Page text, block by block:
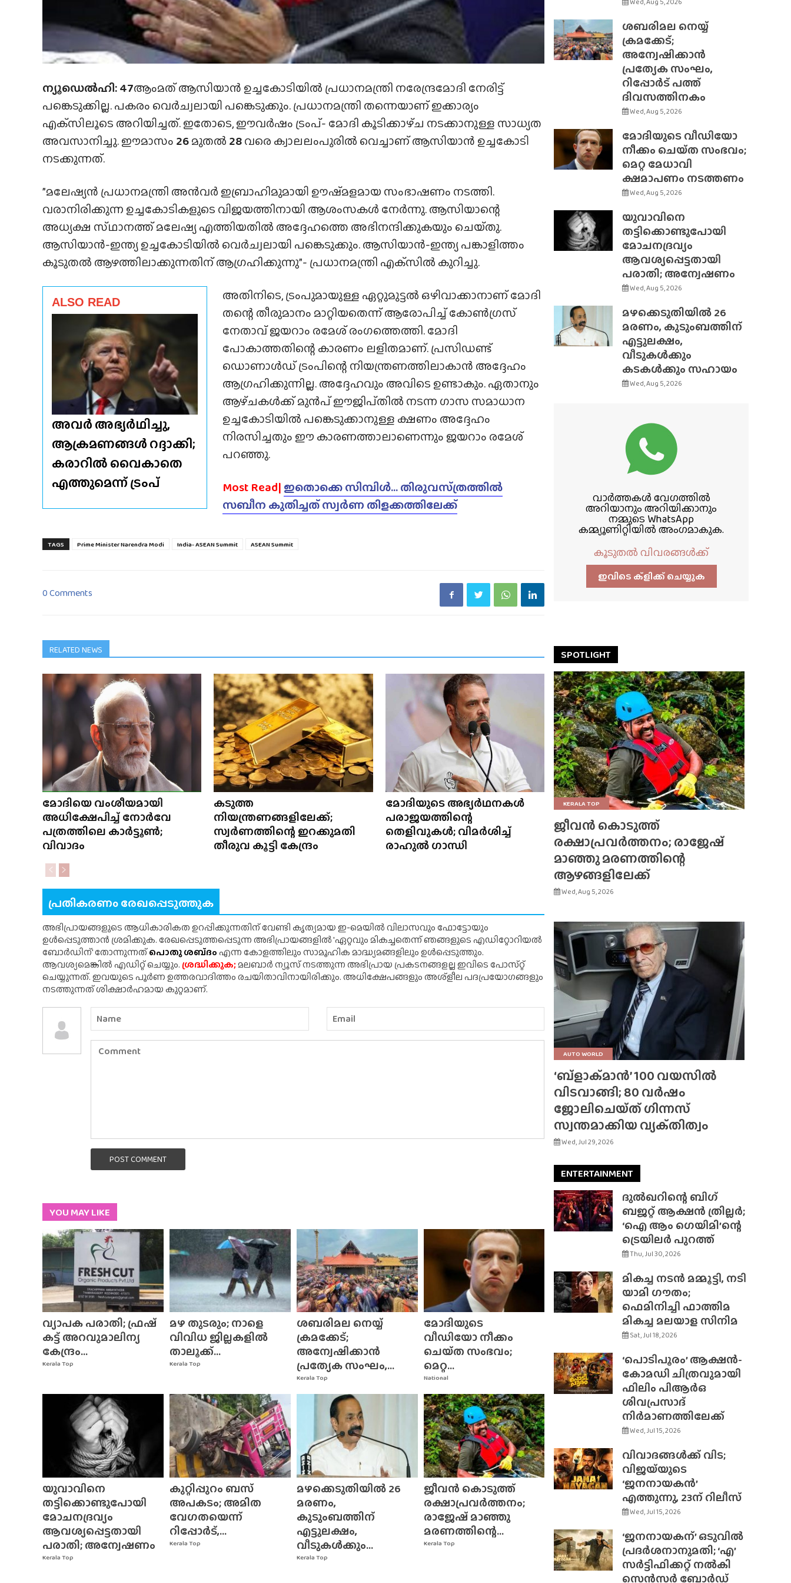
ന്യൂഡെൽഹി: 47ആംമത് ആസിയാൻ ഉച്ചകോടിയിൽ പ്രധാനമന്ത്രി നരേന്ദ്രമോദി നേരിട്ട്
പങ്കെടുക്കില്ല. പകരം വെർച്വലായി പങ്കെടുക്കും. പ്രധാനമന്ത്രി തന്നെയാണ് ഇക്കാര്യം
എക്‌സിലൂടെ അറിയിച്ചത്. ഇതോടെ, ഈവർഷം ട്രംപ്- മോദി കൂടിക്കാഴ്‌ച നടക്കാനുള്ള സാധ്യത
അവസാനിച്ചു. ഈമാസം 26മുതൽ 28വരെ ക്വാലലംപുരിൽ വെച്ചാണ് ആസിയാൻ ഉച്ചകോടി
നടക്കുന്നത്.
”മലേഷ്യൻ പ്രധാനമന്ത്രി അൻവർ ഇബ്രാഹിമുമായി ഊഷ്‌മളമായ സംഭാഷണം നടത്തി.
വരാനിരിക്കുന്ന ഉച്ചകോടികളുടെ വിജയത്തിനായി ആശംസകൾ നേർന്നു. ആസിയാന്റെ
അധ്യക്ഷ സ്‌ഥാനത്ത്‌ മലേഷ്യ എത്തിയതിൽ അദ്ദേഹത്തെ അഭിനന്ദിക്കുകയും ചെയ്‌തു.
ആസിയാൻ-ഇന്ത്യ ഉച്ചകോടിയിൽ വെർച്വലായി പങ്കെടുക്കും. ആസിയാൻ-ഇന്ത്യ പങ്കാളിത്തം
കൂടുതൽ ആഴത്തിലാക്കുന്നതിന് ആഗ്രഹിക്കുന്നു”- പ്രധാനമന്ത്രി എക്‌സിൽ കുറിച്ചു.
ALSO READ
അവർ അഭ്യർഥിച്ചു,
ആക്രമണങ്ങൾ റദ്ദാക്കി;
കരാറിൽ വൈകാതെ
എത്തുമെന്ന് ട്രംപ്
അതിനിടെ, ട്രംപുമായുള്ള ഏറ്റുമുട്ടൽ ഒഴിവാക്കാനാണ് മോദി
തന്റെ തീരുമാനം മാറ്റിയതെന്ന് ആരോപിച്ച് കോൺഗ്രസ്
നേതാവ് ജയറാം രമേശ് രംഗത്തെത്തി. മോദി
പോകാത്തതിന്റെ കാരണം ലളിതമാണ്. പ്രസിഡണ്ട്
ഡൊണാൾഡ് ട്രംപിന്റെ നിയന്ത്രണത്തിലാകാൻ അദ്ദേഹം
ആഗ്രഹിക്കുന്നില്ല. അദ്ദേഹവും അവിടെ ഉണ്ടാകും. ഏതാനും
ആഴ്‌ചകൾക്ക് മുൻപ് ഈജിപ്‌തിൽ നടന്ന ഗാസ സമാധാന
ഉച്ചകോടിയിൽ പങ്കെടുക്കാനുള്ള ക്ഷണം അദ്ദേഹം
നിരസിച്ചതും ഈ കാരണത്താലാണെന്നും ജയറാം രമേശ്
പറഞ്ഞു.
Most Read| ഇതൊക്കെ സിമ്പിൾ… തിരുവസ്‌ത്രത്തിൽ
സബീന കുതിച്ചത് സ്വർണ തിളക്കത്തിലേക്ക്
TAGS Prime Minister Narendra Modi India- ASEAN Summit ASEAN Summit
0 Comments
RELATED NEWS
മോദിയെ വംശീയമായി
അധിക്ഷേപിച്ച് നോർവേ
പത്രത്തിലെ കാർട്ടൂൺ;
വിവാദം
കടുത്ത
നിയന്ത്രണങ്ങളിലേക്ക്;
സ്വർണത്തിന്റെ ഇറക്കുമതി
തീരുവ കൂട്ടി കേന്ദ്രം
മോദിയുടെ അഭ്യർഥനകൾ
പരാജയത്തിന്റെ
തെളിവുകൾ; വിമർശിച്ച്
രാഹുൽ ഗാന്ധി
പ്രതികരണം രേഖപ്പെടുത്തുക
അഭിപ്രായങ്ങളുടെ ആധികാരികത ഉറപ്പിക്കുന്നതിന് വേണ്ടി കൃത്യമായ ഇ-മെയിൽ വിലാസവും ഫോട്ടോയും
ഉൾപ്പെടുത്താൻ ശ്രമിക്കുക. രേഖപ്പെടുത്തപ്പെടുന്ന അഭിപ്രായങ്ങളിൽ 'ഏറ്റവും മികച്ചതെന്ന് ഞങ്ങളുടെ എഡിറ്റോറിയൽ
ബോർഡിന്' തോന്നുന്നത്പൊതു ശബ്‌ദംഎന്ന കോളത്തിലും സാമൂഹിക മാദ്ധ്യമങ്ങളിലും ഉൾപ്പെടുത്തും.
ആവശ്യമെങ്കിൽ എഡിറ്റ് ചെയ്യും.ശ്രദ്ധിക്കുക;മലബാർ ന്യൂസ് നടത്തുന്ന അഭിപ്രായ പ്രകടനങ്ങളല്ല ഇവിടെ പോസ്‌റ്റ്
ചെയ്യുന്നത്. ഇവയുടെ പൂർണ ഉത്തരവാദിത്തം രചയിതാവിനായിരിക്കും. അധിക്ഷേപങ്ങളും അശ്‌ളീല പദപ്രയോഗങ്ങളും
നടത്തുന്നത് ശിക്ഷാർഹമായ കുറ്റമാണ്.
POST COMMENT
YOU MAY LIKE
Kerala Top
വ്യാപക പരാതി; ഫ്രഷ്
കട്ട് അറവുമാലിന്യ
കേന്ദ്രം...
Kerala Top
മഴ തുടരും; നാളെ
വിവിധ ജില്ലകളിൽ
താലൂക്ക്...
Kerala Top
ശബരിമല നെയ്യ്
ക്രമക്കേട്;
അന്വേഷിക്കാൻ
പ്രത്യേക സംഘം,...
National
മോദിയുടെ
വീഡിയോ നീക്കം
ചെയ്‌ത സംഭവം;
മെറ്റ...
Kerala Top
യുവാവിനെ
തട്ടിക്കൊണ്ടുപോയി
മോചനദ്രവ്യം
ആവശ്യപ്പെട്ടതായി
പരാതി; അന്വേഷണം
Kerala Top
കുറ്റിപ്പുറം ബസ്
അപകടം; അമിത
വേഗതയെന്ന്
റിപ്പോർട്,...
Kerala Top
മഴക്കെടുതിയിൽ 26
മരണം,
കുടുംബത്തിന്
എട്ടുലക്ഷം,
വീടുകൾക്കും...
Kerala Top
ജീവൻ കൊടുത്ത്
രക്ഷാപ്രവർത്തനം;
രാജേഷ് മാഞ്ഞു
മരണത്തിന്റെ...
ശബരിമല നെയ്യ്
ക്രമക്കേട്;
അന്വേഷിക്കാൻ
പ്രത്യേക സംഘം,
റിപ്പോർട് പത്ത്
ദിവസത്തിനകം
Wed, Aug 5, 2026
മോദിയുടെ വീഡിയോ
നീക്കം ചെയ്‌ത സംഭവം;
മെറ്റ മേധാവി
ക്ഷമാപണം നടത്തണം
Wed, Aug 5, 2026
യുവാവിനെ
തട്ടിക്കൊണ്ടുപോയി
മോചനദ്രവ്യം
ആവശ്യപ്പെട്ടതായി
പരാതി; അന്വേഷണം
Wed, Aug 5, 2026
മഴക്കെടുതിയിൽ 26
മരണം, കുടുംബത്തിന്
എട്ടുലക്ഷം,
വീടുകൾക്കും
കടകൾക്കും സഹായം
Wed, Aug 5, 2026
വാർത്തകൾ വേഗത്തിൽ
അറിയാനും അറിയിക്കാനും
നമ്മുടെ WhatsApp
കമ്മ്യൂണിറ്റിയിൽ അംഗമാകുക.
കൂടുതൽ വിവരങ്ങൾക്ക്
ഇവിടെ ക്ളിക്ക്‌ ചെയ്യുക
SPOTLIGHT
KERALA TOP
ജീവൻ കൊടുത്ത്
രക്ഷാപ്രവർത്തനം; രാജേഷ്
മാഞ്ഞു മരണത്തിന്റെ
ആഴങ്ങളിലേക്ക്
Wed, Aug 5, 2026
AUTO WORLD
‘ബ്‌ളാക്‌മാൻ’ 100 വയസിൽ
വിടവാങ്ങി; 80 വർഷം
ജോലിചെയ്‌ത്‌ ഗിന്നസ്
സ്വന്തമാക്കിയ വ്യക്‌തിത്വം
Wed, Jul 29, 2026
ENTERTAINMENT
ദുൽഖറിന്റെ ബിഗ്
ബജറ്റ് ആക്ഷൻ ത്രില്ലർ;
‘ഐ ആം ഗെയിമി’ന്റെ
ട്രെയിലർ പുറത്ത്
Thu, Jul 30, 2026
മികച്ച നടൻ മമ്മൂട്ടി, നടി
യാമി ഗൗതം;
ഫെമിനിച്ചി ഫാത്തിമ
മികച്ച മലയാള സിനിമ
Sat, Jul 18, 2026
‘പൊടിപൂരം’ ആക്ഷൻ-
കോമഡി ചിത്രവുമായി
ഫിലിം പിആർഒ
ശിവപ്രസാദ്
നിർമാണത്തിലേക്ക്
Wed, Jul 15, 2026
വിവാദങ്ങൾക്ക് വിട;
വിജയ്‌യുടെ
‘ജനനായകൻ’
എത്തുന്നു, 23ന് റിലീസ്
Wed, Jul 15, 2026
‘ജനനായകന്’ ഒടുവിൽ
പ്രദർശനാനുമതി; ‘എ’
സർട്ടിഫിക്കറ്റ് നൽകി
സെൻസർ ബോർഡ്